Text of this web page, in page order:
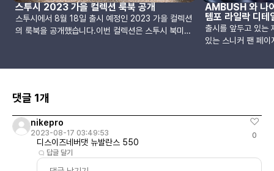
스투시 2023 가을 컬렉션 룩북 공개
스투시에서 8월 18일 출시 예정인 2023 가을 컬렉션
의 룩북을 공개했습니다.이번 컬렉션은 스투시 북미와
America August 18th, 10am PST UK &
(BST)Japan & Korea August 18th, 10am
JSTSTUSSY Fall '23 Collection
AMBUSH 와 나
템포 라일락 디테
출시를 앞두고 있는
있는 스니커 팬 페
로고 등의 디테일
More Uptempo
그린-유니버시티
댓글 1개
nikepro
2023-08-17 03:49:53
디스이즈네버댓 뉴발란스 550
답글 달기
0